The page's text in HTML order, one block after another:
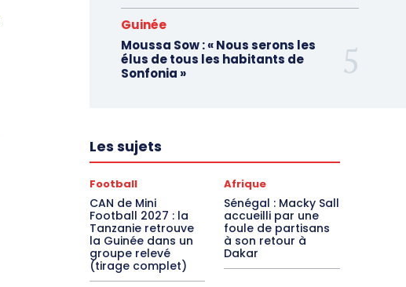
Guinée
Moussa Sow : « Nous serons les
élus de tous les habitants de
Sonfonia »
Les sujets
Football
CAN de Mini
Football 2027 : la
Tanzanie retrouve
la Guinée dans un
groupe relevé
(tirage complet)
Afrique
Sénégal : Macky Sall
accueilli par une
foule de partisans
à son retour à
Dakar